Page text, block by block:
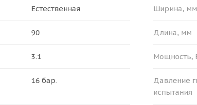
не более 16 бар;</li>
температура теплоносителя – 130 °С.</li>
КОМПЛЕКТ ПОСТАВКИ</b></
Естественная Ширина, мм
90 Длина, мм
3.1 Мощность,
16 бар.
Давление
испытания